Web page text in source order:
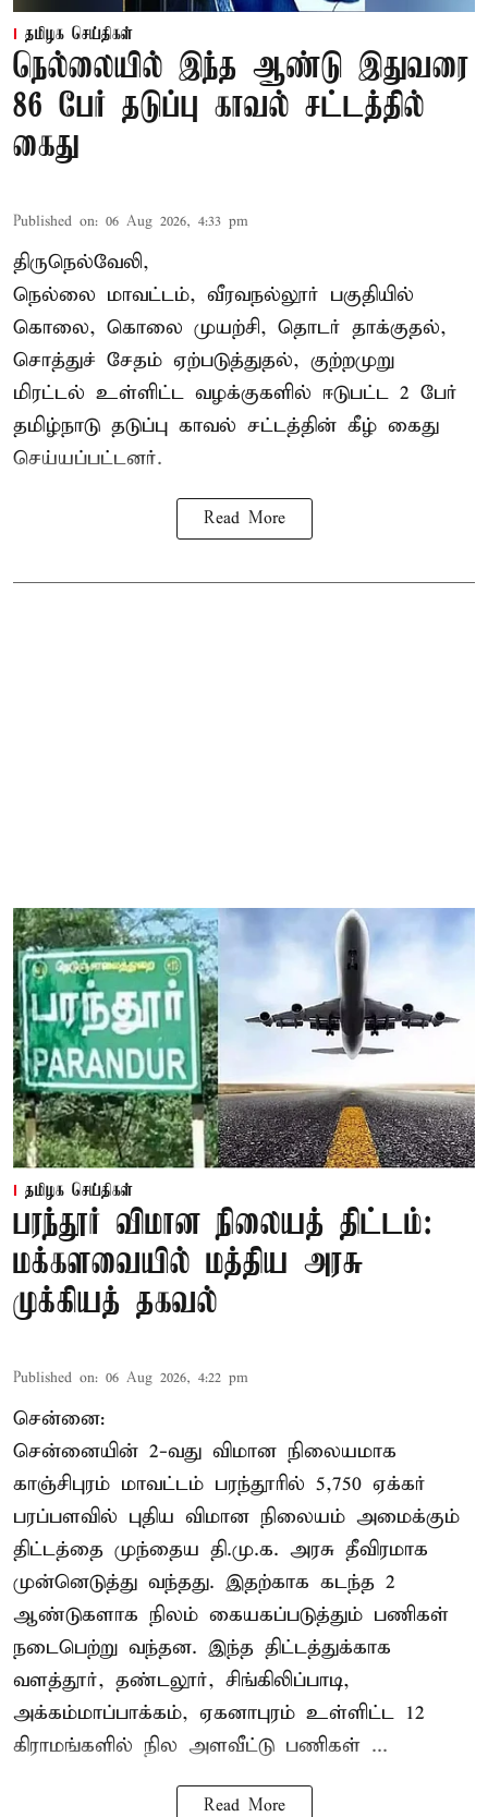
தமிழக செய்திகள்
நெல்லையில் இந்த ஆண்டு இதுவரை
86 பேர் தடுப்பு காவல் சட்டத்தில்
கைது
Published on: 06 Aug 2026, 4:33 pm
திருநெல்வேலி,
நெல்லை மாவட்டம், வீரவநல்லூர் பகுதியில்
கொலை, கொலை முயற்சி, தொடர் தாக்குதல்,
சொத்துச் சேதம் ஏற்படுத்துதல், குற்றமுறு
மிரட்டல் உள்ளிட்ட வழக்குகளில் ஈடுபட்ட 2 பேர்
தமிழ்நாடு தடுப்பு காவல் சட்டத்தின் கீழ் கைது
செய்யப்பட்டனர்.
Read More
தமிழக செய்திகள்
பரந்தூர் விமான நிலையத் திட்டம்:
மக்களவையில் மத்திய அரசு
முக்கியத் தகவல்
Published on: 06 Aug 2026, 4:22 pm
சென்னை:
சென்னையின் 2-வது விமான நிலையமாக
காஞ்சிபுரம் மாவட்டம் பரந்தூரில் 5,750 ஏக்கர்
பரப்பளவில் புதிய விமான நிலையம் அமைக்கும்
திட்டத்தை முந்தைய தி.மு.க. அரசு தீவிரமாக
முன்னெடுத்து வந்தது. இதற்காக கடந்த 2
ஆண்டுகளாக நிலம் கையகப்படுத்தும் பணிகள்
நடைபெற்று வந்தன. இந்த திட்டத்துக்காக
வளத்தூர், தண்டலூர், சிங்கிலிப்பாடி,
அக்கம்மாப்பாக்கம், ஏகனாபுரம் உள்ளிட்ட 12
கிராமங்களில் நில அளவீட்டு பணிகள் ...
Read More